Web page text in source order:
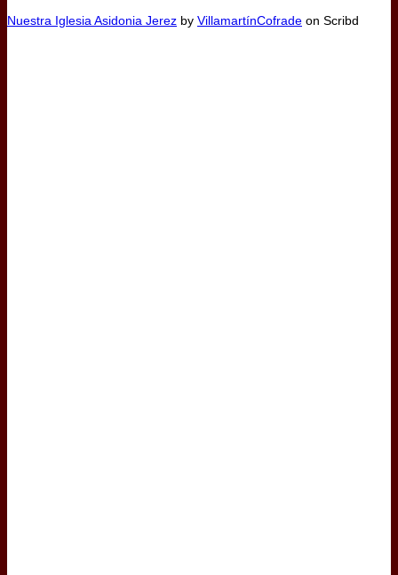
Nuestra Iglesia Asidonia Jerez by VillamartínCofrade on Scribd